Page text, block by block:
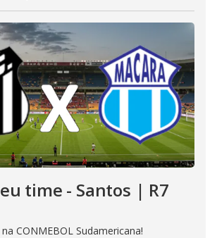
time - Santos | R7
CONMEBOL Sudamericana!